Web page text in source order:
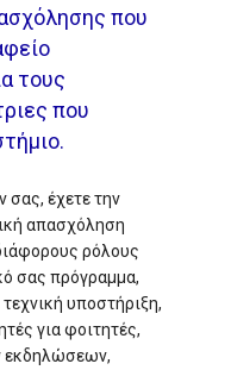
που
τους
που
σας, έχετε την
απασχόληση
ρόλους
σας πρόγραμμα,
υποστήριξη,
για φοιτητές,
εκδηλώσεων,